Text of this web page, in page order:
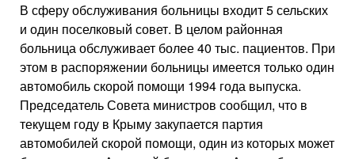
В сферу обслуживания больницы входит 5 сельских
и один поселковый совет. В целом районная
больница обслуживает более 40 тыс. пациентов. При
этом в распоряжении больницы имеется только один
автомобиль скорой помощи 1994 года выпуска.
Председатель Совета министров сообщил, что в
текущем году в Крыму закупается партия
автомобилей скорой помощи, один из которых может